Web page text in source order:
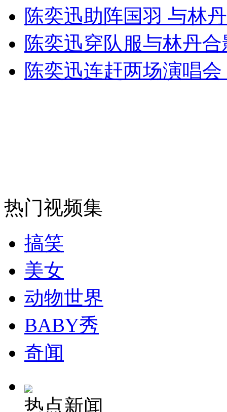
无痛分娩是否安全 医生回应
外交部：反对强权政治霸凌主义
外交部：有关国家言论片面不公正
纽约上演“枕头大战”
司机酒驾遇交警 急速倒车逃窜
陈奕迅助阵国羽 与林
陈奕迅穿队服与林丹
陈奕迅连赶两场演唱
热门视频集
搞笑
美女
动物世界
BABY秀
奇闻
热点新闻